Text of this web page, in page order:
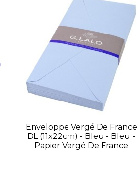
Enveloppe Vergé De France
DL (11x22cm) - Bleu - Bleu -
Papier Vergé De France